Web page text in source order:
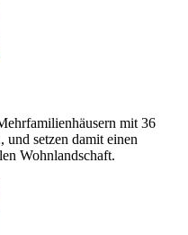
mit 36
und setzen damit einen
Wohnlandschaft.